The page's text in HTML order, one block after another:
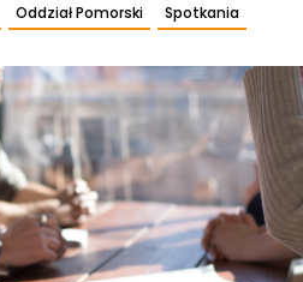
Oddział Pomorski Spotkania